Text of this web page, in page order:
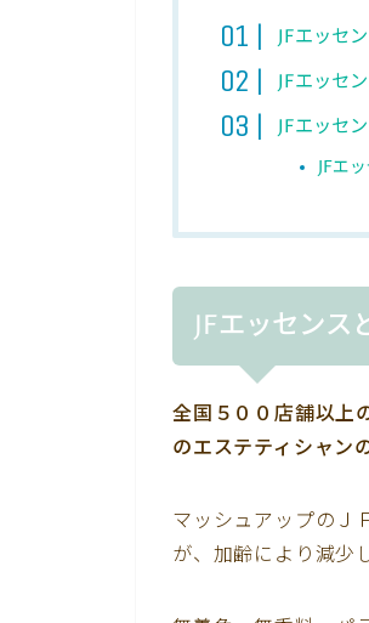
JFエッセ
JFエッセ
JFエッセ
JFエ
JFエッセンス
全国５００店舗以上
のエステティシャン
マッシュアップのＪ
が、加齢により減少